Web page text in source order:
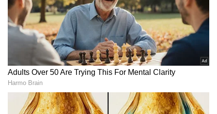
ஓம் சாயை புத்ரனே போற்றி
ஓம் சுடரோன் சேயே போற்றி
ஓம் சூரனே போற்றி
ஓம் சூலாயுதனே போற்றி
ஓம் சூர்ய சத்ருவே போற்றி
ஓம் சுக்ர நண்பனே போற்றி